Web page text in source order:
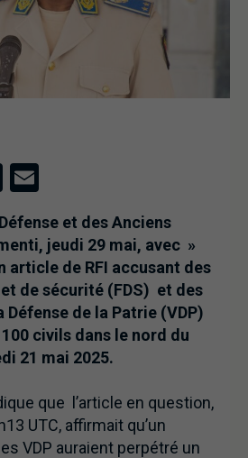
LinkedIn
et des Anciens
jeudi 29 mai, avec »
article de RFI accusant des
de sécurité (FDS) et des
de la Patrie (VDP)
civils dans le nord du
21 mai 2025.
que l’article en question,
UTC, affirmait qu’un
VDP auraient perpétré un